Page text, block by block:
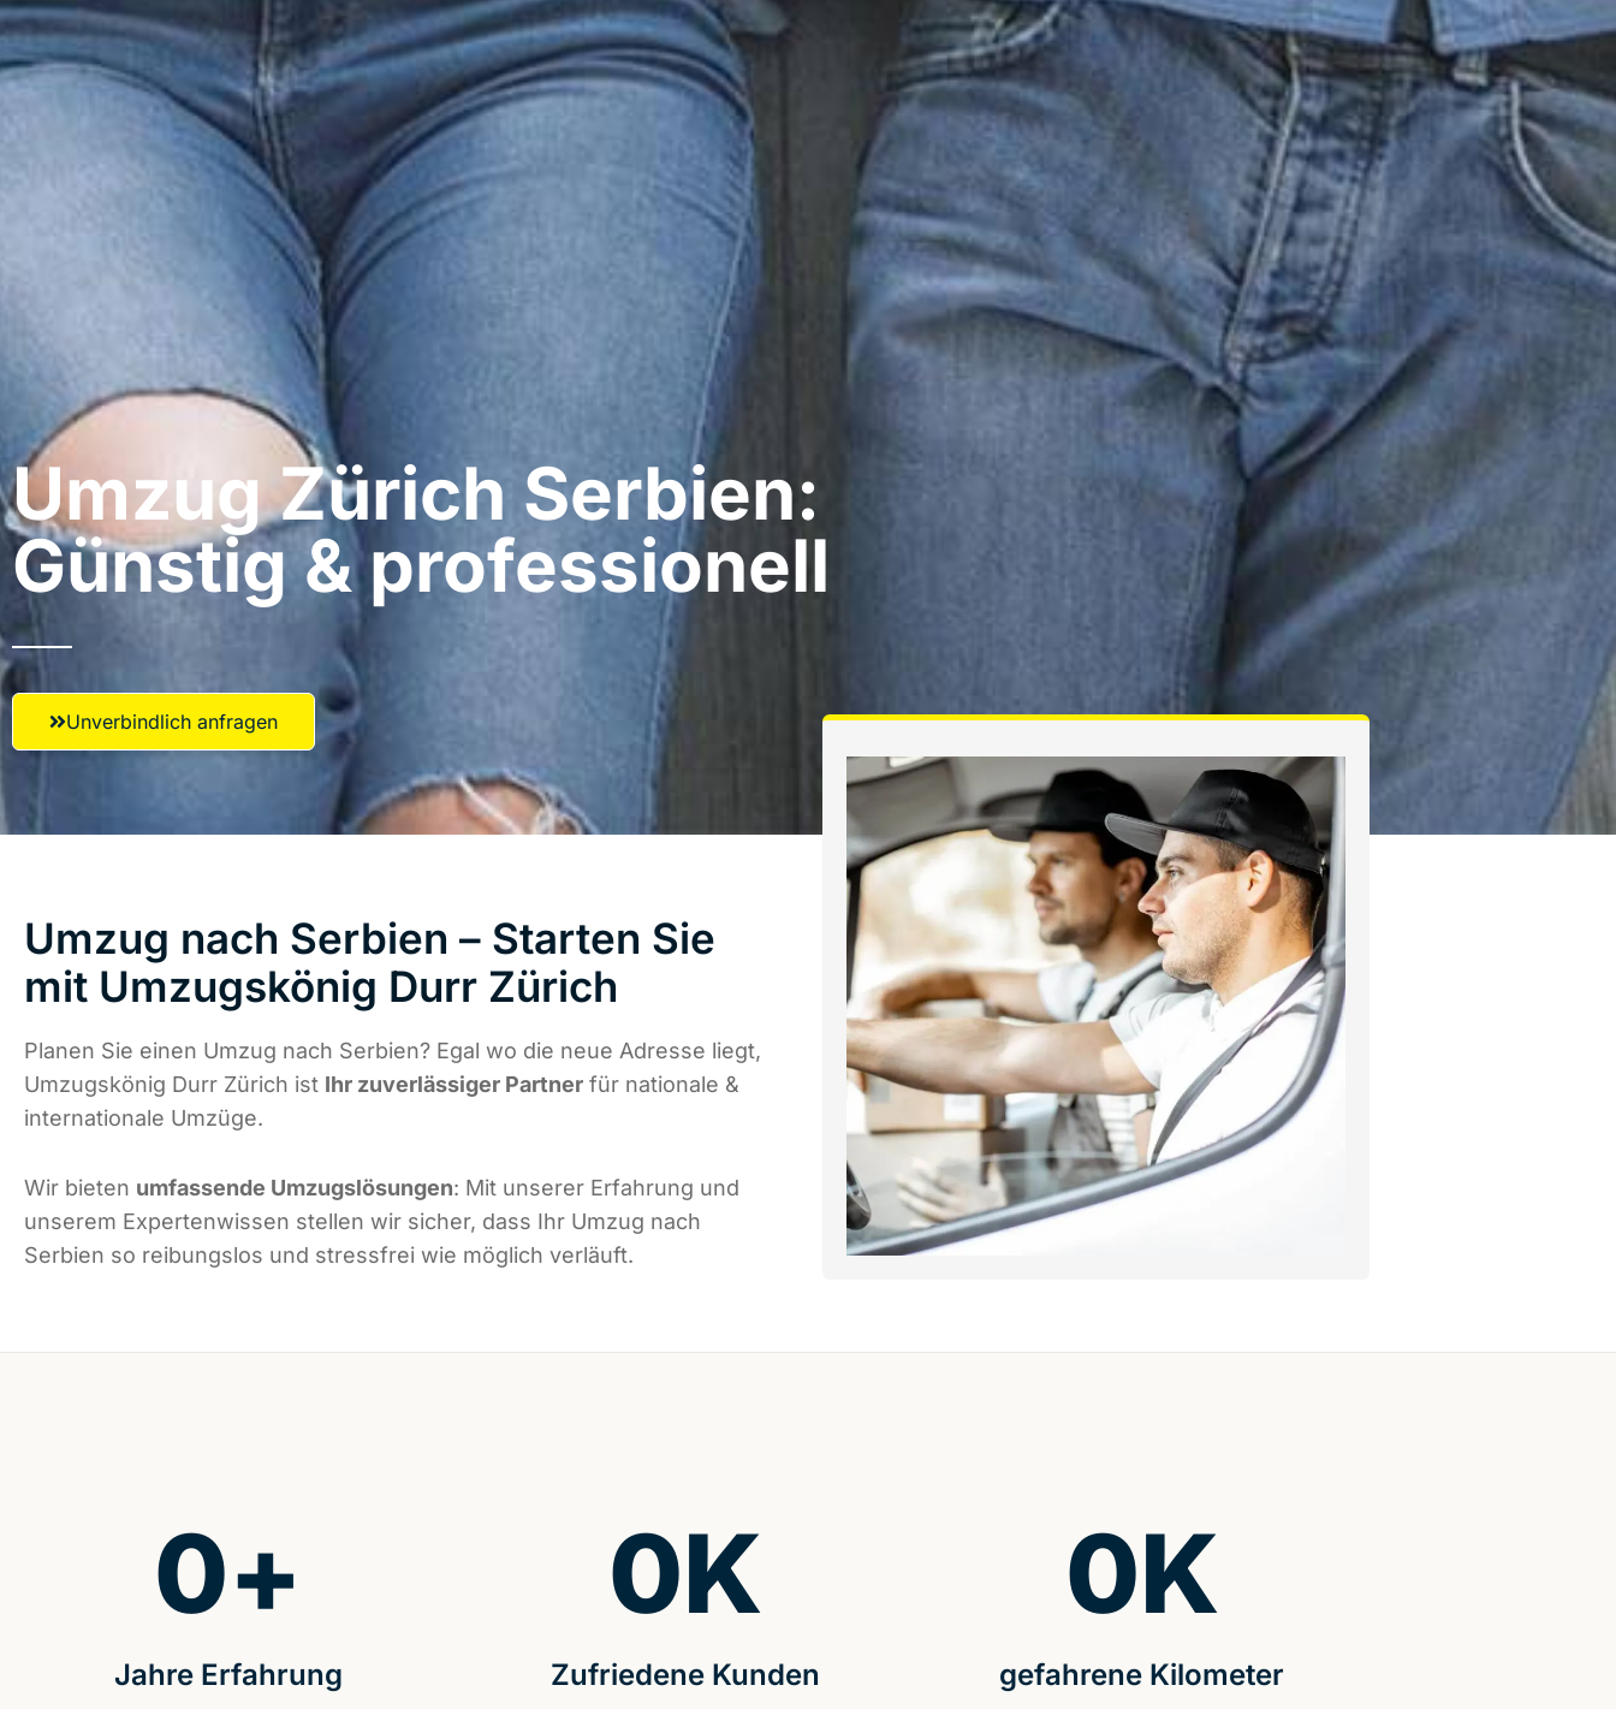
Umzug Zürich​ Serbien:
Günstig & professionell​
Unverbindlich anfragen
Umzug nach Serbien – Starten Sie
mit Umzugskönig Durr Zürich
Planen Sie einen Umzug nach Serbien? Egal wo die neue Adresse liegt,
Umzugskönig Durr Zürich ist Ihr zuverlässiger Partner für nationale &
internationale Umzüge.
Wir bieten umfassende Umzugslösungen: Mit unserer Erfahrung und
unserem Expertenwissen stellen wir sicher, dass Ihr Umzug nach
Serbien so reibungslos und stressfrei wie möglich verläuft.
Jahre Erfahrung
0+
Zufriedene Kunden
0K
gefahrene Kilometer
0K